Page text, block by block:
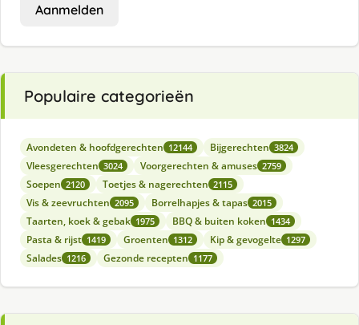
Aanmelden
Populaire categorieën
Avondeten & hoofdgerechten 12144 Bijgerechten 3824
Vleesgerechten 3024 Voorgerechten & amuses 2759
Soepen 2120 Toetjes & nagerechten 2115
Vis & zeevruchten 2095 Borrelhapjes & tapas 2015
Taarten, koek & gebak 1975 BBQ & buiten koken 1434
Pasta & rijst 1419 Groenten 1312 Kip & gevogelte 1297
Salades 1216 Gezonde recepten 1177